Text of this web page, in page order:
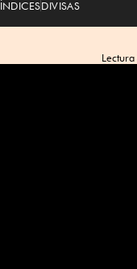
ÍNDICESDIVISAS
Lectura